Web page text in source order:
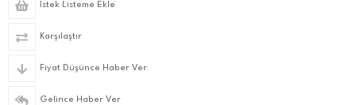
İstek Listeme Ekle
Karşılaştır
Fiyat Düşünce Haber Ver
Gelince Haber Ver